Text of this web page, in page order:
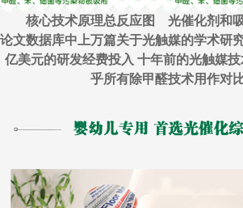
核心技术原理总反应图 光催化剂和
论文数据库中上万篇关于光触媒的学术研
亿美元的研发经费投入 十年前的光触媒
乎所有除甲醛技术用作对